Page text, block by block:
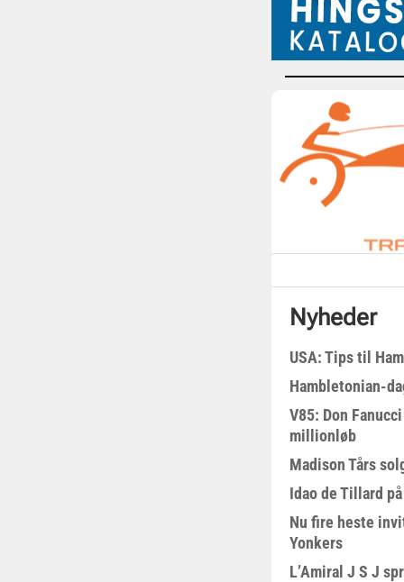
Nyheder
USA: Tips til
Hambletonian-
V85: Don
millionløb
Madison Tårs
Idao de Tillard
Nu fire heste
Yonkers
L’Amiral J S J